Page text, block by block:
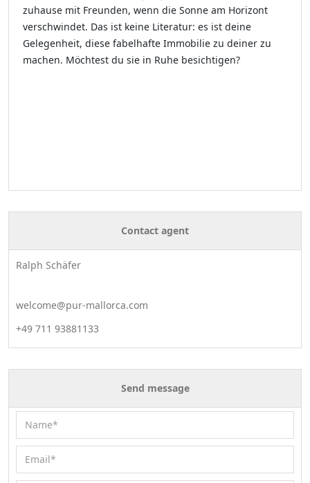
zuhause mit Freunden, wenn die Sonne am Horizont
verschwindet. Das ist keine Literatur: es ist deine
Gelegenheit, diese fabelhafte Immobilie zu deiner zu
machen. Möchtest du sie in Ruhe besichtigen?
Contact agent
Ralph Schäfer
welcome@pur-mallorca.com
+49 711 93881133
Send message